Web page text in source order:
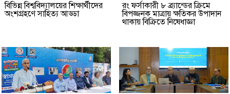
বিভিন্ন বিশ্ববিদ্যালয়ের শিক্ষার্থীদের
অংশগ্রহণে সাহিত্য আড্ডা
রং ফর্সাকারী ৮ ব্র্যান্ডের ক্রিমে
বিপজ্জনক মাত্রায় ক্ষতিকর উপাদান
থাকায় বিক্রিতে নিষেধাজ্ঞা